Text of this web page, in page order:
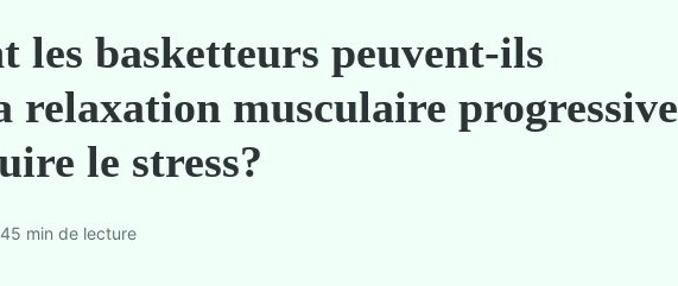
les basketteurs peuvent-ils
relaxation musculaire progressive
le stress?
5 min de lecture